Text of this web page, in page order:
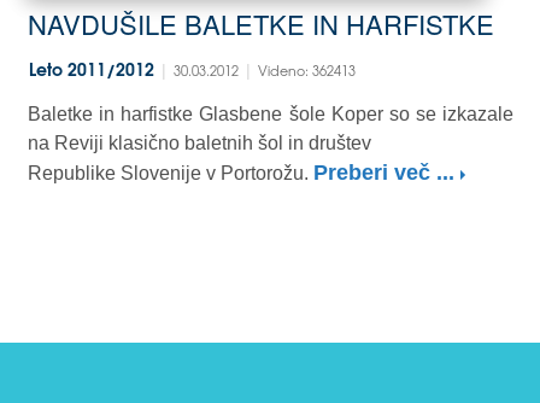
NAVDUŠILE BALETKE IN HARFISTKE
Leto 2011/2012 | 30.03.2012 | Videno: 362413
Baletke in harfistke Glasbene šole Koper so se izkazale
na Reviji klasično baletnih šol in društev
Republike Slovenije v Portorožu. Preberi več ...